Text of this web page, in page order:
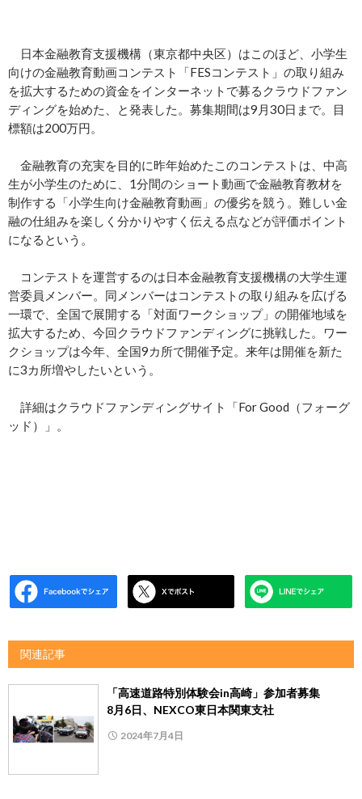
日本金融教育支援機構（東京都中央区）はこのほど、小学生
向けの金融教育動画コンテスト「FESコンテスト」の取り組み
を拡大するための資金をインターネットで募るクラウドファン
ディングを始めた、と発表した。募集期間は9月30日まで。目
標額は200万円。
金融教育の充実を目的に昨年始めたこのコンテストは、中高
生が小学生のために、1分間のショート動画で金融教育教材を
制作する「小学生向け金融教育動画」の優劣を競う。難しい金
融の仕組みを楽しく分かりやすく伝える点などが評価ポイント
になるという。
コンテストを運営するのは日本金融教育支援機構の大学生運
営委員メンバー。同メンバーはコンテストの取り組みを広げる
一環で、全国で展開する「対面ワークショップ」の開催地域を
拡大するため、今回クラウドファンディングに挑戦した。ワー
クショップは今年、全国9カ所で開催予定。来年は開催を新た
に3カ所増やしたいという。
詳細はクラウドファンディングサイト「For Good（フォーグ
ッド）」。
関連記事
「高速道路特別体験会in高崎」参加者募集
8月6日、NEXCO東日本関東支社
2024年7月4日